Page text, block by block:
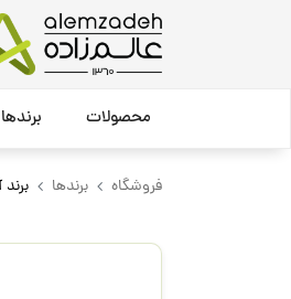
محصولات برندها
فروشگاه برندها